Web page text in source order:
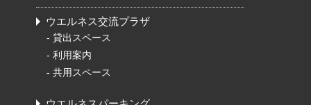
ウエルネス交流プラザ
- 貸出スペース
- 利用案内
- 共用スペース